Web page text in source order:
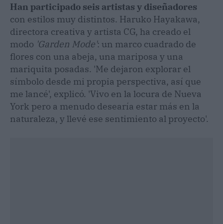
Han participado seis artistas y diseñadores
con estilos muy distintos. Haruko Hayakawa,
directora creativa y artista CG, ha creado el
modo 'Garden Mode': un marco cuadrado de
flores con una abeja, una mariposa y una
mariquita posadas. 'Me dejaron explorar el
símbolo desde mi propia perspectiva, así que
me lancé', explicó. 'Vivo en la locura de Nueva
York pero a menudo desearía estar más en la
naturaleza, y llevé ese sentimiento al proyecto'.